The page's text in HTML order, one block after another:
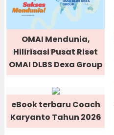
OMAI Mendunia,
Hilirisasi Pusat Riset
OMAI DLBS Dexa Group
eBook terbaru Coach
Karyanto Tahun 2026